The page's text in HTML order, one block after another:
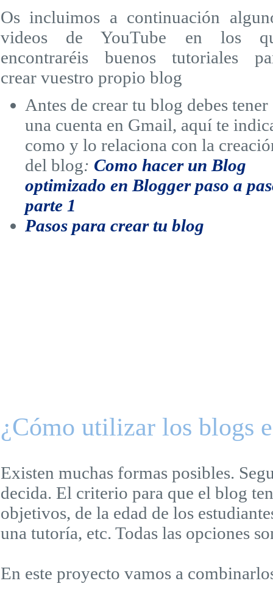
Os incluimos a continuación
videos de YouTube en los
encontraréis buenos tutoriales
crear vuestro propio blog
Antes de crear tu blog debes tener
una cuenta en Gmail, aquí te
como y lo relaciona con la
del blog: Como hacer un Blog
optimizado en Blogger paso a
parte 1
Pasos para crear tu blog
¿Cómo utilizar los blogs
Existen muchas formas posibles.
decida. El criterio para que el blog
objetivos, de la edad de los
una tutoría, etc. Todas las opciones
En este proyecto vamos a